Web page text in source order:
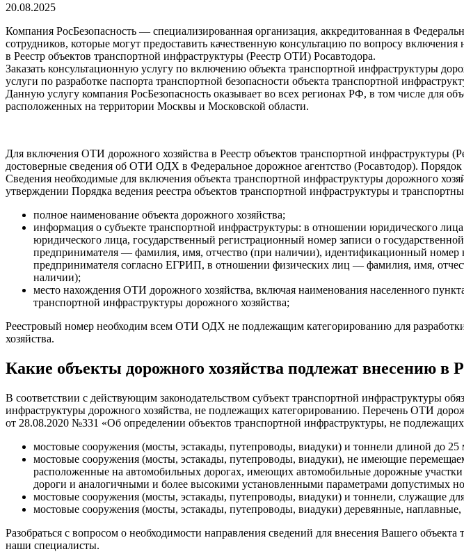
20.08.2025
Компания РосБезопасность — специализированная организация, аккредитованная в
сотрудников, которые могут предоставить качественную консультацию по вопросу
в Реестр объектов транспортной инфраструктуры (Реестр ОТИ) Росавтодора.
Заказать консультационную услугу по включению объекта транспортной инфраструктуры
услуги по разработке паспорта транспортной безопасности объекта транспортной
Данную услугу компания РосБезопасность оказывает во всех регионах РФ, в том числе для
расположенных на территории Москвы и Московской области.
Для включения ОТИ дорожного хозяйства в Реестр объектов транспортной инфраструктуры
достоверные сведения об ОТИ ОДХ в Федеральное дорожное агентство (Росавтодор).
Сведения необходимые для включения объекта транспортной инфраструктуры дорожного
утверждении Порядка ведения реестра объектов транспортной инфраструктуры и
полное наименование объекта дорожного хозяйства;
информация о субъекте транспортной инфраструктуры: в отношении юридического
юридического лица, государственный регистрационный номер записи о
предпринимателя — фамилия, имя, отчество (при наличии), идентификационный номер
предпринимателя согласно ЕГРИП, в отношении физических лиц — фамилия, имя,
наличии);
место нахождения ОТИ дорожного хозяйства, включая наименования населенного
транспортной инфраструктуры дорожного хозяйства;
Реестровый номер необходим всем ОТИ ОДХ не подлежащим категорированию для
хозяйства.
Какие объекты дорожного хозяйства подлежат внесению в
В соответствии с действующим законодательством субъект транспортной инфраструктуры
инфраструктуры дорожного хозяйства, не подлежащих категорированию. Перечень ОТИ
от 28.08.2020 №331 «Об определении объектов транспортной инфраструктуры, не
мостовые сооружения (мосты, эстакады, путепроводы, виадуки) и тоннели длиной до 25
мостовые сооружения (мосты, эстакады, путепроводы, виадуки), не имеющие
расположенные на автомобильных дорогах, имеющих автомобильные дорожные
дороги и аналогичными и более высокими установленными параметрами допустимых
мостовые сооружения (мосты, эстакады, путепроводы, виадуки) и тоннели, служащие
мостовые сооружения (мосты, эстакады, путепроводы, виадуки) деревянные,
Разобраться с вопросом о необходимости направления сведений для внесения Вашего
наши специалисты.